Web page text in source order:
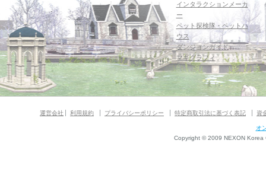
インタラクションメーカ
ー
ペット探検隊・ペットハ
ウス
ダンジョンガイド
マギグラフィ
運営会社 利用規約 プライバシーポリシー 特定商取引法に基づく表記 資
オ
Copyright © 2009 NEXON Korea